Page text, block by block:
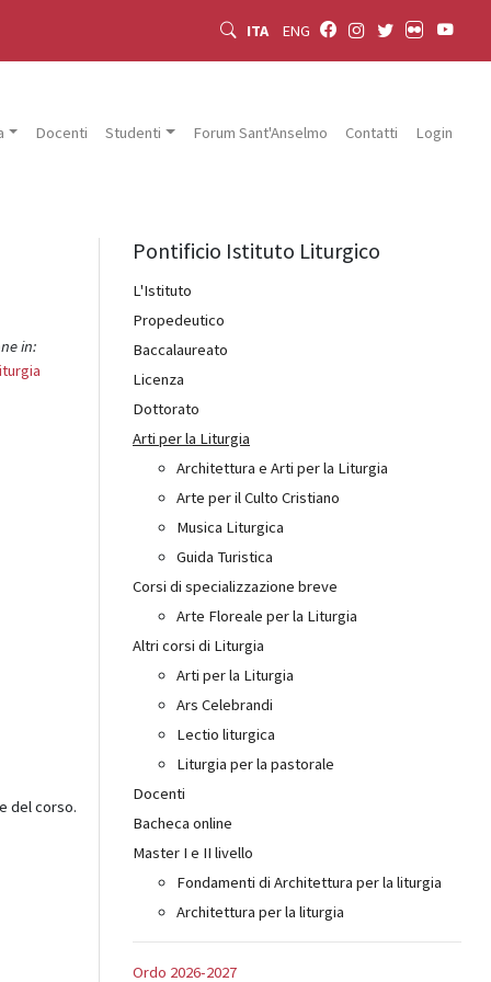
ITA ENG
Docenti Studenti Forum Sant'Anselmo Contatti Login
in:
del corso.
Pontificio Istituto Liturgico
L'Istituto
Propedeutico
Baccalaureato
Licenza
Dottorato
Arti per la Liturgia
Architettura e Arti per la Liturgia
Arte per il Culto Cristiano
Musica Liturgica
Guida Turistica
Corsi di specializzazione breve
Arte Floreale per la Liturgia
Altri corsi di Liturgia
Arti per la Liturgia
Ars Celebrandi
Lectio liturgica
Liturgia per la pastorale
Docenti
Bacheca online
Master I e II livello
Fondamenti di Architettura per la liturgia
Architettura per la liturgia
Ordo 2026-2027